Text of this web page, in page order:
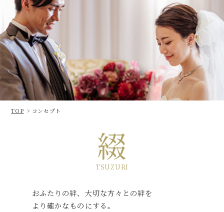
TOP コンセプト
綴
TSUZURI
おふたりの絆、大切な方々との絆を
より確かなものにする。